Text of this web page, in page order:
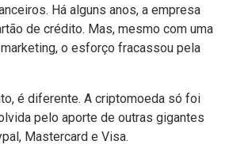
Há alguns anos, a empresa
de crédito. Mas, mesmo com uma
o esforço fracassou pela
é diferente. A criptomoeda só foi
pelo aporte de outras gigantes
Mastercard e Visa.